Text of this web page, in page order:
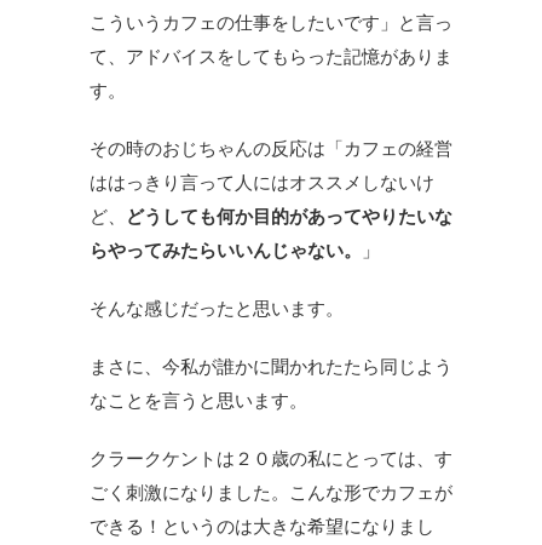
こういうカフェの仕事をしたいです」と言っ
て、アドバイスをしてもらった記憶がありま
す。
その時のおじちゃんの反応は「カフェの経営
ははっきり言って人にはオススメしないけ
ど、
どうしても何か目的があってやりたいな
らやってみたらいいんじゃない。
」
そんな感じだったと思います。
まさに、今私が誰かに聞かれたたら同じよう
なことを言うと思います。
クラークケントは２０歳の私にとっては、す
ごく刺激になりました。こんな形でカフェが
できる！というのは大きな希望になりまし